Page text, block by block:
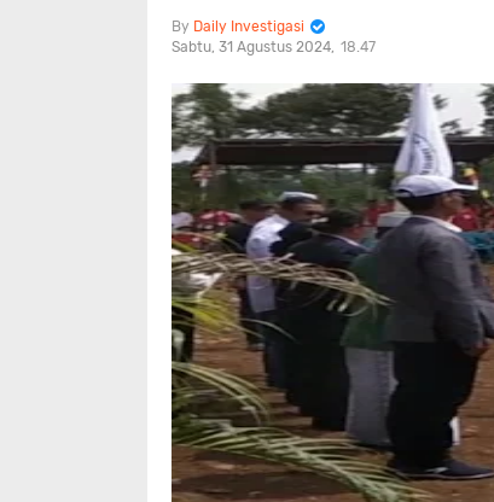
Daily Investigasi
Sabtu, 31 Agustus 2024 18.47